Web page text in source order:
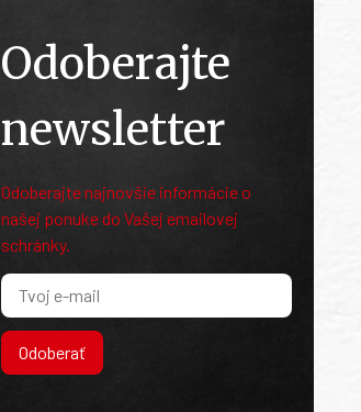
Odoberajte
newsletter
Odoberajte najnovšie informácie o
našej ponuke do Vašej emailovej
schránky.
Odoberať